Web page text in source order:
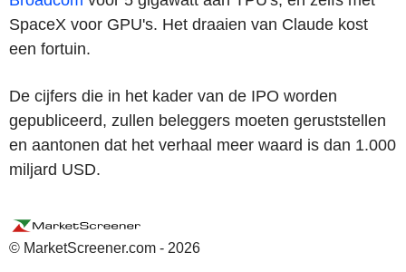
SpaceX voor GPU's. Het draaien van Claude kost
een fortuin.
De cijfers die in het kader van de IPO worden
gepubliceerd, zullen beleggers moeten geruststellen
en aantonen dat het verhaal meer waard is dan 1.000
miljard USD.
© MarketScreener.com - 2026